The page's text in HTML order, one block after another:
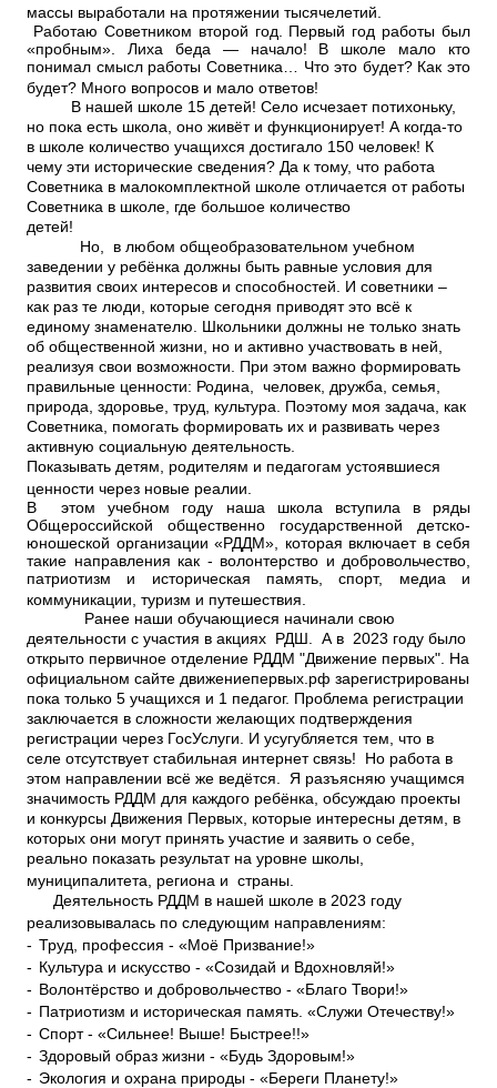
массы выработали на протяжении тысячелетий.
Работаю Советником второй год. Первый год работы был
«пробным». Лиха беда — начало! В школе мало кто
понимал смысл работы Советника… Что это будет? Как это
будет? Много вопросов и мало ответов!
В нашей школе 15 детей! Село исчезает потихоньку,
но пока есть школа, оно живёт и функционирует! А когда-то
в школе количество учащихся достигало 150 человек! К
чему эти исторические сведения? Да к тому, что работа
Советника в малокомплектной школе отличается от работы
Советника в школе, где большое количество
детей!
Но, в любом общеобразовательном учебном
заведении у ребёнка должны быть равные условия для
развития своих интересов и способностей. И советники –
как раз те люди, которые сегодня приводят это всё к
единому знаменателю. Школьники должны не только знать
об общественной жизни, но и активно участвовать в ней,
реализуя свои возможности. При этом важно формировать
правильные ценности: Родина, человек, дружба, семья,
природа, здоровье, труд, культура. Поэтому моя задача, как
Советника, помогать формировать их и развивать через
активную социальную деятельность.
Показывать детям, родителям и педагогам устоявшиеся
ценности через новые реалии.
В этом учебном году наша школа вступила в ряды
Общероссийской общественно государственной детско-
юношеской организации «РДДМ», которая включает в себя
такие направления как - волонтерство и добровольчество,
патриотизм и историческая память, спорт, медиа и
коммуникации, туризм и путешествия.
Ранее наши обучающиеся начинали свою
деятельности с участия в акциях РДШ. А в 2023 году было
открыто первичное отделение РДДМ "Движение первых". На
официальном сайте движениепервых.рф зарегистрированы
пока только 5 учащихся и 1 педагог. Проблема регистрации
заключается в сложности желающих подтверждения
регистрации через ГосУслуги. И усугубляется тем, что в
селе отсутствует стабильная интернет связь! Но работа в
этом направлении всё же ведётся. Я разъясняю учащимся
значимость РДДМ для каждого ребёнка, обсуждаю проекты
и конкурсы Движения Первых, которые интересны детям, в
которых они могут принять участие и заявить о себе,
реально показать результат на уровне школы,
муниципалитета, региона и страны.
Деятельность РДДМ в нашей школе в 2023 году
реализовывалась по следующим направлениям:
- Труд, профессия - «Моё Призвание!»
- Культура и искусство - «Созидай и Вдохновляй!»
- Волонтёрство и добровольчество - «Благо Твори!»
- Патриотизм и историческая память. «Служи Отечеству!»
- Спорт - «Сильнее! Выше! Быстрее!!»
- Здоровый образ жизни - «Будь Здоровым!»
- Экология и охрана природы - «Береги Планету!»